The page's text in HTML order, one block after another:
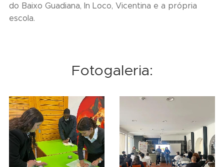
do Baixo Guadiana, In Loco, Vicentina e a própria
escola.
Fotogaleria: